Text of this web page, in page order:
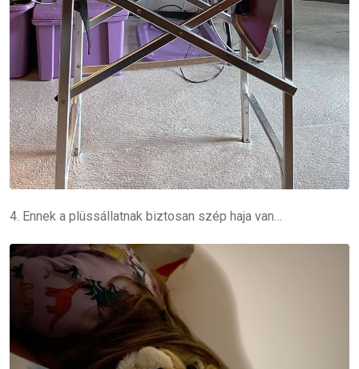
4. Ennek a plüssállatnak biztosan szép haja van…